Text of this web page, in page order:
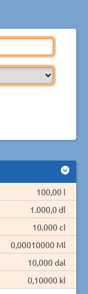
100,00 l
1.000,0 dl
10.000 cl
0,00010000 Ml
10,000 dal
0,10000 kl